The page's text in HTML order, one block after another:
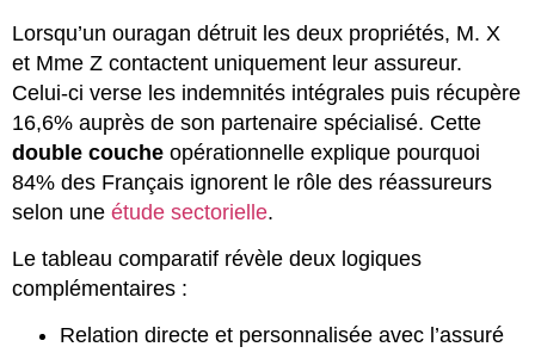
Lorsqu’un ouragan détruit les deux propriétés, M. X
et Mme Z contactent uniquement leur assureur.
Celui-ci verse les indemnités intégrales puis récupère
16,6% auprès de son partenaire spécialisé. Cette
double couche opérationnelle explique pourquoi
84% des Français ignorent le rôle des réassureurs
selon une étude sectorielle.
Le tableau comparatif révèle deux logiques
complémentaires :
Relation directe et personnalisée avec l’assuré